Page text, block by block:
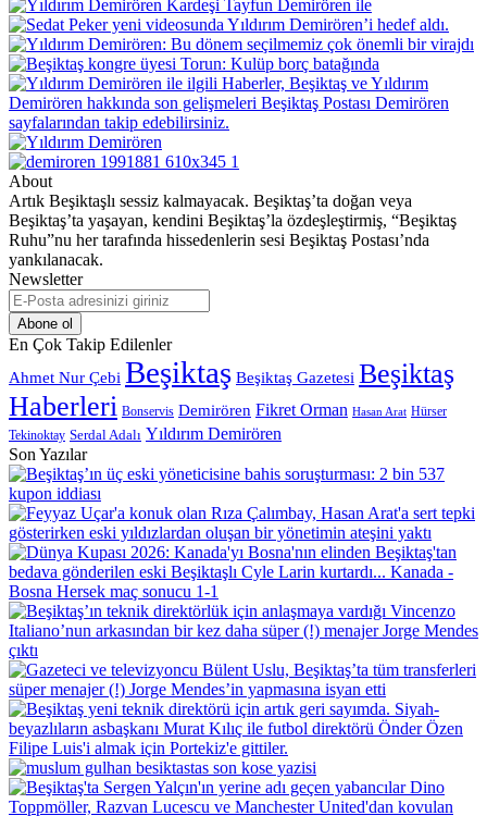
About
Artık Beşiktaşlı sessiz kalmayacak. Beşiktaş’ta doğan veya
Beşiktaş’ta yaşayan, kendini Beşiktaş’la özdeşleştirmiş, “Beşiktaş
Ruhu”nu her tarafında hissedenlerin sesi Beşiktaş Postası’nda
yankılanacak.
Newsletter
E-
Posta
adresinizi
giriniz
En Çok Takip Edilenler
Ahmet Nur Çebi Beşiktaş Beşiktaş Gazetesi Beşiktaş
Haberleri Bonservis Demirören Fikret Orman Hasan Arat Hürser
Tekinoktay Serdal Adalı Yıldırım Demirören
Son Yazılar